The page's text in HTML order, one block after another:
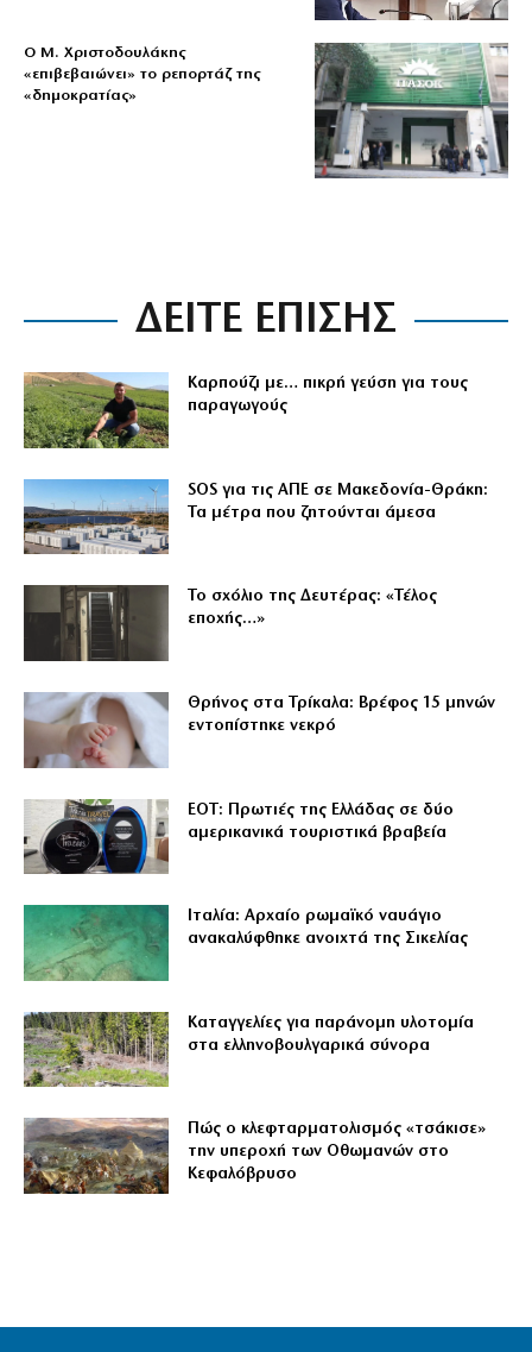
O Μ. Χριστοδουλάκης
«επιβεβαιώνει» το ρεπορτάζ της
«δημοκρατίας»
ΔΕΙΤΕ ΕΠΙΣΗΣ
Καρπούζι με… πικρή γεύση για τους
παραγωγούς
SOS για τις ΑΠΕ σε Μακεδονία-Θράκη:
Τα μέτρα που ζητούνται άμεσα
Το σχόλιο της Δευτέρας: «Τέλος
εποχής…»
Θρήνος στα Τρίκαλα: Βρέφος 15 μηνών
εντοπίστηκε νεκρό
ΕΟΤ: Πρωτιές της Ελλάδας σε δύο
αμερικανικά τουριστικά βραβεία
Ιταλία: Αρχαίο ρωμαϊκό ναυάγιο
ανακαλύφθηκε ανοιχτά της Σικελίας
Καταγγελίες για παράνομη υλοτομία
στα ελληνοβουλγαρικά σύνορα
Πώς ο κλεφταρματολισμός «τσάκισε»
την υπεροχή των Οθωμανών στο
Κεφαλόβρυσο